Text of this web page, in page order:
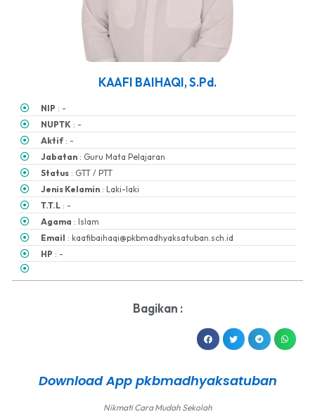
KAAFI BAIHAQI, S.Pd.
NIP : -
NUPTK : -
Aktif : -
Jabatan : Guru Mata Pelajaran
Status : GTT / PTT
Jenis Kelamin : Laki-laki
T.T.L : -
Agama : Islam
Email : kaafibaihaqi@pkbmadhyaksatuban.sch.id
HP : -
Bagikan :
Download App pkbmadhyaksatuban
Nikmati Cara Mudah Sekolah